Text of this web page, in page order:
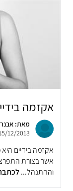
אקזמה
מאת: אבנר
12/2013
אקזמה בידיים
אשר בצורת
וההתנהל...